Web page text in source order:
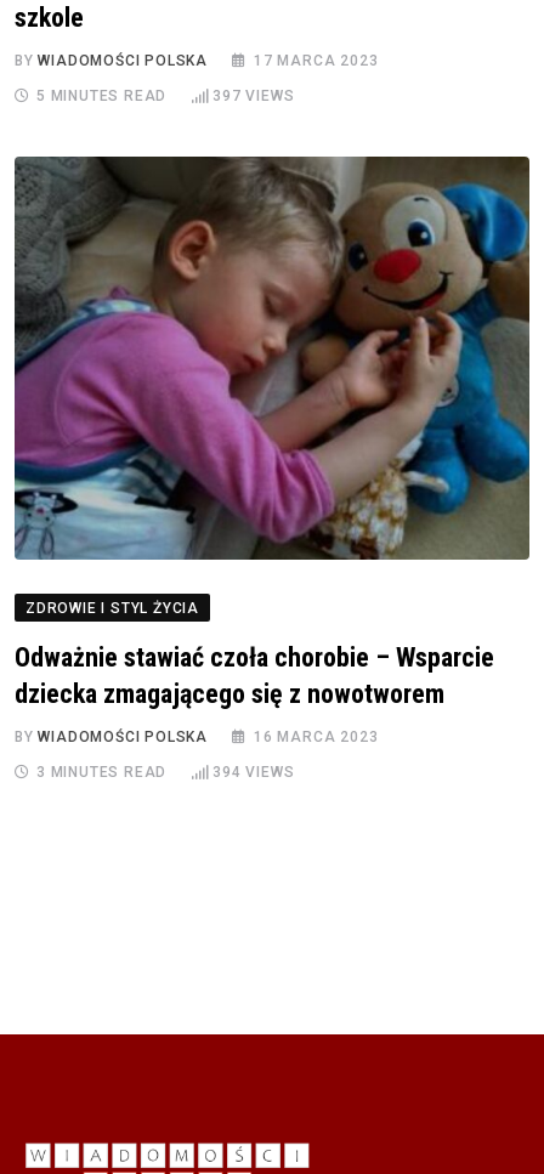
szkole
BYWIADOMOŚCI POLSKA 17 MARCA 2023
5 MINUTES READ 397 VIEWS
ZDROWIE I STYL ŻYCIA
Odważnie stawiać czoła chorobie – Wsparcie
dziecka zmagającego się z nowotworem
BYWIADOMOŚCI POLSKA 16 MARCA 2023
3 MINUTES READ 394 VIEWS